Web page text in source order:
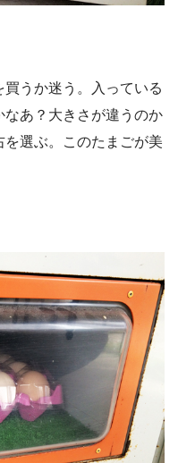
うか迷う。入っている
あ？大きさが違うのか
選ぶ。このたまごが美